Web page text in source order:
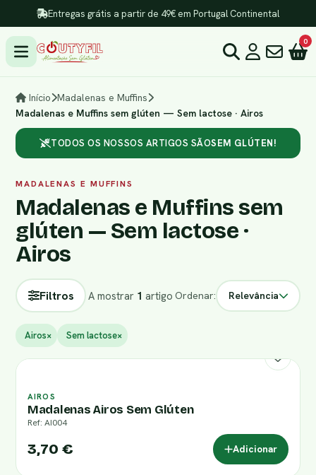
Entregas grátis a partir de 49€ em Portugal Continental
0
Início Madalenas e Muffins
Madalenas e Muffins sem glúten — Sem lactose · Airos
TODOS OS NOSSOS ARTIGOS SÃOSEM GLÚTEN!
MADALENAS E MUFFINS
Madalenas e Muffins sem
glúten — Sem lactose ·
Airos
Filtros A mostrar 1 artigo Ordenar: Relevância
Airos× Sem lactose×
AIROS
Madalenas Airos Sem Glúten
Ref: AI004
3,70 € Adicionar